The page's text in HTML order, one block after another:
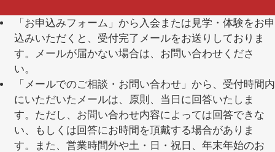
「お申込みフォーム」から入会または見学・体験をお申
込みいただくと、受付完了メールをお送りしておりま
す。メールが届かない場合は、お問い合わせくださ
い。
「メールでのご相談・お問い合わせ」から、受付時間内
にいただいたメールは、原則、当日に回答いたしま
す。ただし、お問い合わせ内容によっては回答できな
い、もしくは回答にお時間を頂戴する場合がありま
す。また、営業時間外や土・日・祝日、年末年始のお